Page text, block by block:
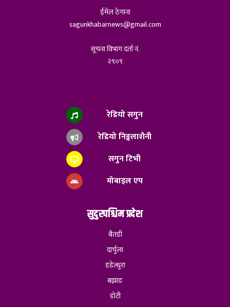
ईमेल ठेगाना
sagunkhabarnews@gmail.com
सूचना विभाग दर्ता नं.
२९०९
रेडियो सगुन
रेडियो निङ्गलाशैनी
सगुन टिभी
मोबाइल एप
सुदुरपश्चिम प्रदेश
बैतडी
दार्चुला
डडेल्धुरा
बझाङ
डोटी